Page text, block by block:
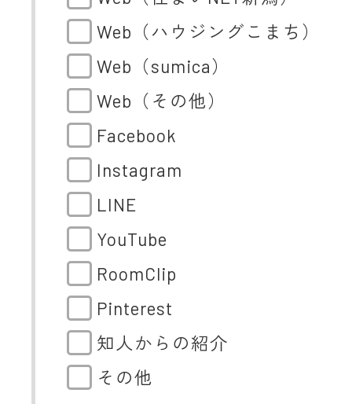
Web（ハウジングこまち）
Web（sumica）
Web（その他）
Facebook
Instagram
LINE
YouTube
RoomClip
Pinterest
知人からの紹介
その他